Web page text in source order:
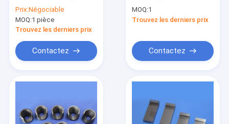
précision de qualité
industrielle 0,002 mm
et alliage dur
Prix:Négociable
MOQ:1 pièce
Trouvez les derniers prix
Contactez
précision de ± 0,002
mm et durée de vie
la frappe à froid
MOQ:1
Trouvez les derniers prix
Contactez